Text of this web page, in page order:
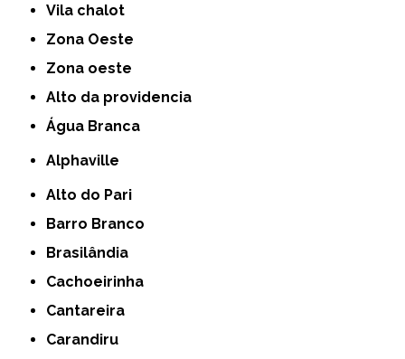
Vila chalot
Zona Oeste
Zona oeste
alto da providencia
Água Branca
Alphaville
Alto do Pari
Barro Branco
Brasilândia
Cachoeirinha
Cantareira
Carandiru